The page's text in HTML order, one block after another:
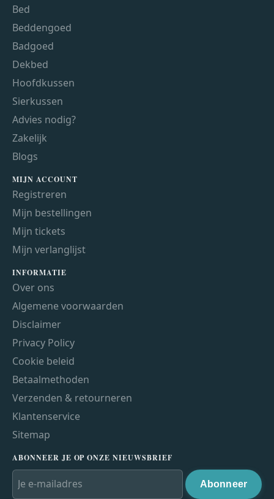
Bed
Beddengoed
Badgoed
Dekbed
Hoofdkussen
Sierkussen
Advies nodig?
Zakelijk
Blogs
MIJN ACCOUNT
Registreren
Mijn bestellingen
Mijn tickets
Mijn verlanglijst
INFORMATIE
Over ons
Algemene voorwaarden
Disclaimer
Privacy Policy
Cookie beleid
Betaalmethoden
Verzenden & retourneren
Klantenservice
Sitemap
ABONNEER JE OP ONZE NIEUWSBRIEF
Abonneer